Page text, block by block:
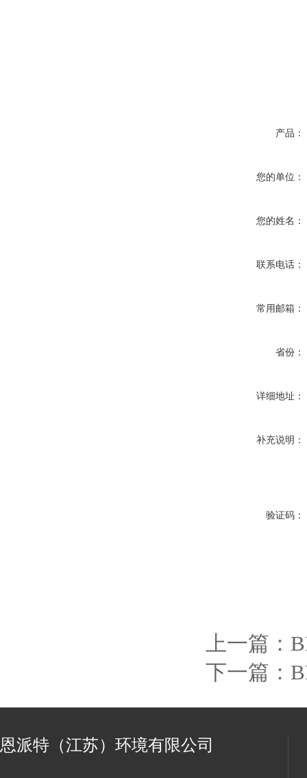
产品：
您的单位：
您的姓名：
联系电话：
常用邮箱：
省份：
详细地址：
补充说明：
验证码：
上一篇：
下一篇：
恩派特（江苏）环境有限公司